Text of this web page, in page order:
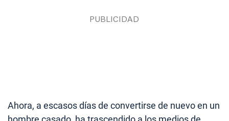
Ahora, a escasos días de convertirse de nuevo en un